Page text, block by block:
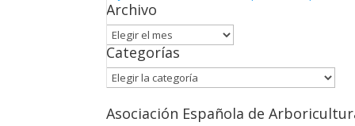
Archivo
Archivo
Categorías
Categorías
Asociación Española de